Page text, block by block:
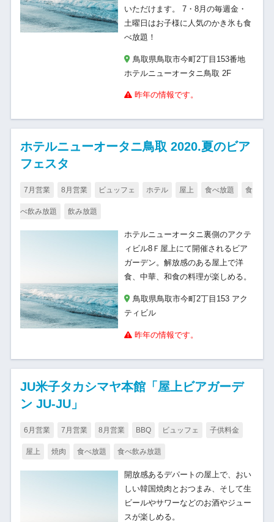
いただけます。 7・8月の毎週金・
土曜日はお子様に人気のかき氷も食
べ放題！
鳥取県鳥取市今町2丁目153番地
ホテルニューオータニ鳥取 2F
昨年の情報です。
ホテルニューオータニ鳥取 2020.夏のビア
フェスタ
7月営業 8月営業 ビュッフェ ホテル 屋上 食べ放題 食
べ飲み放題 飲み放題
ホテルニューオータニ裏側のアクテ
ィビル8Ｆ屋上にて開催されるビア
ガーデン。解放感のある屋上で洋
食、中華、和食の料理が楽しめる。
鳥取県鳥取市今町2丁目153 アク
ティビル
昨年の情報です。
JU米子タカシマヤ本館「屋上ビアガーデ
ン JU-JU」
6月営業 7月営業 8月営業 BBQ ビュッフェ 子供料金
屋上 焼肉 食べ放題 食べ飲み放題
開放感あるデパートの屋上で、おい
しい韓国焼肉とおつまみ、そして生
ビールやサワーなどのお酒やジュー
スが楽しめる。